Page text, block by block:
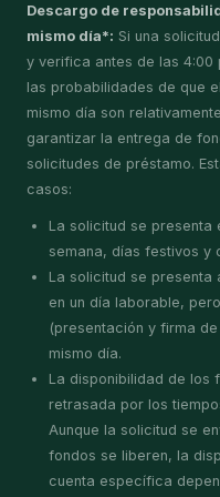
Descargo de
mismo día*: Si una
y verifica antes de las 4:00
las probabilidades de que
mismo día son
garantizar la entrega de
solicitudes de préstamo.
casos:
La solicitud se presenta
semana, días festivos y
La solicitud se presenta
en un día laborable,
(presentación y firma
mismo día.
La disponibilidad de los
retrasada por los
Aunque la solicitud se
fondos se liberen, la
cuenta específica